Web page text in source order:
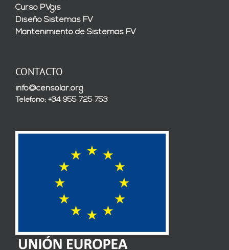
Curso PVgis
Diseño Sistemas FV
Mantenimiento de Sistemas FV
CONTACTO
info@censolar.org
Teléfono: +34 955 725 753